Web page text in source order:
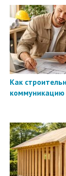
Как
коммуникацию